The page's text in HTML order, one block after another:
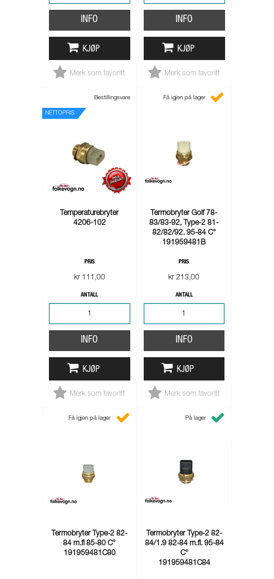
INFO
KJØP
Merk som favoritt
INFO
KJØP
Merk som favoritt
NETTOPRIS
Bestillingsvare
Temperaturebryter
4206-102
PRIS
kr 111,00
ANTALL
INFO
KJØP
Merk som favoritt
Få igjen på lager
Termobryter Golf 78-
83/83-92, Type-2 81-
82/82/92. 95-84 C°
191959481B
PRIS
kr 213,00
ANTALL
INFO
KJØP
Merk som favoritt
Få igjen på lager
Termobryter Type-2 82-
84 m.fl 85-80 C°
191959481C80
På lager
Termobryter Type-2 82-
84/1.9 82-84 m.fl. 95-84
C°
191959481C84